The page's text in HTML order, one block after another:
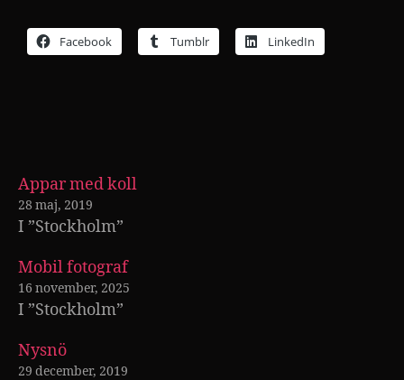
Facebook Tumblr LinkedIn
Appar med koll
28 maj, 2019
I ”Stockholm”
Mobil fotograf
16 november, 2025
I ”Stockholm”
Nysnö
29 december, 2019